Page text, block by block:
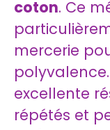
coton. Ce
mercerie
excellente
répétés et